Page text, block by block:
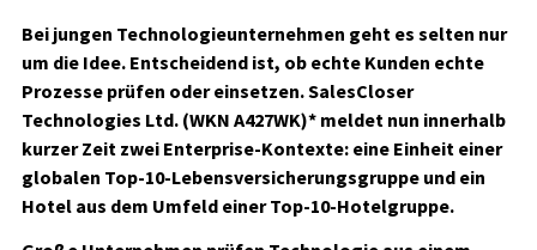
Bei jungen Technologieunternehmen geht es selten nur
um die Idee. Entscheidend ist, ob echte Kunden echte
Prozesse prüfen oder einsetzen.SalesCloser
Technologies Ltd. (WKN A427WK)* meldet nun innerhalb
kurzer Zeit zwei Enterprise-Kontexte: eine Einheit einer
globalen Top-10-Lebensversicherungsgruppe und ein
Hotel aus dem Umfeld einer Top-10-Hotelgruppe.